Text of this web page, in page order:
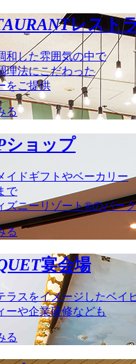
レスト
和した雰囲気の中で
理法にこだわった
をご提供
る
ショップ
イドギフトやベーカリー
で
ズニーリゾート®のパー
る
宴会場
ラスをイメージしたベイ
ーや企業研修なども
る